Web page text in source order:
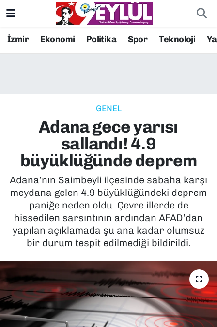
İzmir Ekonomi Politika Spor Teknoloji
GENEL
Adana gece yarısı
sallandı! 4.9
büyüklüğünde deprem
Adana’nın Saimbeyli ilçesinde sabaha karşı
meydana gelen 4.9 büyüklüğündeki deprem
paniğe neden oldu. Çevre illerde de
hissedilen sarsıntının ardından AFAD’dan
yapılan açıklamada şu ana kadar olumsuz
bir durum tespit edilmediği bildirildi.
Resmi İlanlar
EKONOMİ
KÜLTÜR SANAT
MAGAZİN
POLİTİKA
SAĞLIK
SPOR
TEKNOLOJİ
YAŞAM
Konak Nöbetçi Eczaneler
Süper Lig Puan Durumu ve Fikstür
Tüm Manşetler
Son Dakika Haberleri
Haber Arşivi